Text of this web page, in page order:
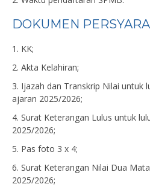
DOKUMEN
1. KK;
2. Akta Kelahiran;
3. Ijazah dan Transkrip Nilai untuk
ajaran 2025/2026;
4. Surat Keterangan Lulus untuk
2025/2026;
5. Pas foto 3 x 4;
6. Surat Keterangan Nilai Dua
2025/2026;